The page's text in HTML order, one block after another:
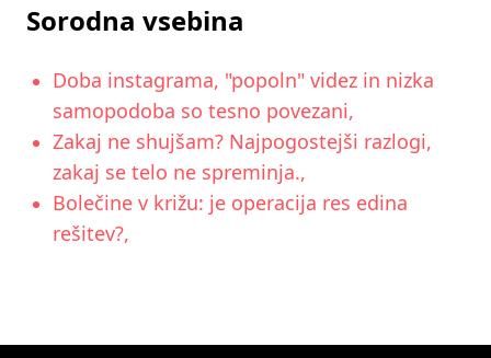
Sorodna vsebina
Doba instagrama, "popoln" videz in nizka
samopodoba so tesno povezani,
Zakaj ne shujšam? Najpogostejši razlogi,
zakaj se telo ne spreminja.,
Bolečine v križu: je operacija res edina
rešitev?,